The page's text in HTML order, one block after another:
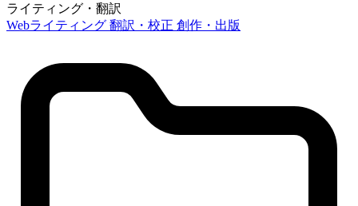
ライティング・翻訳
Webライティング 翻訳・校正 創作・出版